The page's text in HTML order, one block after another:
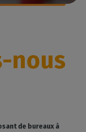
nous
de bureaux à